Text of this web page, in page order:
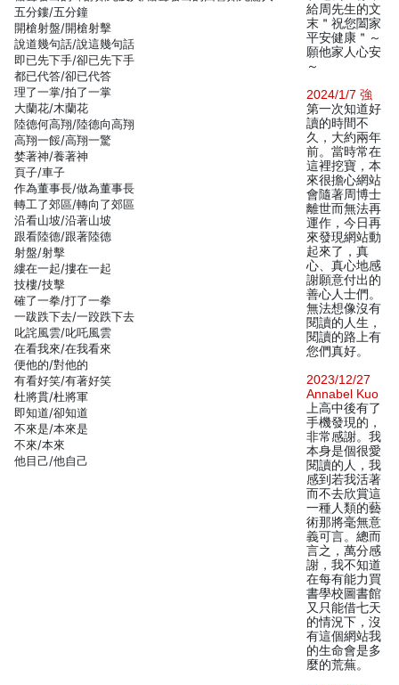
五分鏤/五分鐘
開槍射盤/開槍射擊
說道幾句話/說這幾句話
即已先下手/卻已先下手
都已代答/卻已代答
理了一掌/拍了一掌
大蘭花/木蘭花
陸德何高翔/陸德向高翔
高翔一餒/高翔一驚
婪著神/養著神
頁子/車子
作為董事長/做為董事長
轉工了郊區/轉向了郊區
沿看山坡/沿著山坡
跟看陸德/跟著陸德
射盤/射擊
縷在一起/摟在一起
技樓/技擊
確了一拳/打了一拳
一跋跌下去/一跤跌下去
叱詫風雲/叱吒風雲
在看我來/在我看來
便他的/對他的
有看好笑/有著好笑
杜將貫/杜將軍
即知道/卻知道
不來是/本來是
不來/本來
他目己/他自己
給周先生的文
末＂祝您闔家
平安健康＂～
願他家人心安
～
2024/1/7 強
第一次知道好
讀的時間不
久，大約兩年
前。當時常在
這裡挖寶，本
來很擔心網站
會隨著周博士
離世而無法再
運作，今日再
來發現網站動
起來了，真
心、真心地感
謝願意付出的
善心人士們。
無法想像沒有
閱讀的人生，
閱讀的路上有
您們真好。
2023/12/27
Annabel Kuo
上高中後有了
手機發現的，
非常感謝。我
本身是個很愛
閱讀的人，我
感到若我活著
而不去欣賞這
一種人類的藝
術那將毫無意
義可言。總而
言之，萬分感
謝，我不知道
在每有能力買
書學校圖書館
又只能借七天
的情況下，沒
有這個網站我
的生命會是多
麼的荒蕪。